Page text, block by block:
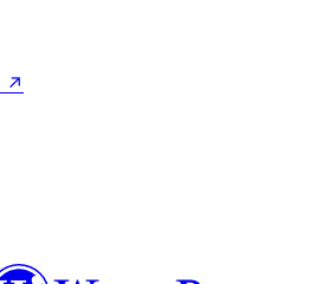
↗